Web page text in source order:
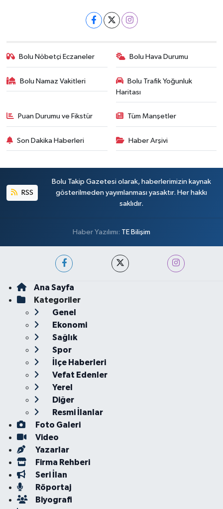
Bolu Nöbetçi Eczaneler Bolu Hava Durumu
Bolu Namaz Vakitleri
Bolu Trafik Yoğunluk
Haritası
Puan Durumu ve Fikstür Tüm Manşetler
Son Dakika Haberleri Haber Arşivi
RSS
Bolu Takip Gazetesi olarak, haberlerimizin kaynak
gösterilmeden yayımlanması yasaktır. Her hakkı
saklıdır.
Haber Yazılımı: TE Bilişim
Ana Sayfa
Kategoriler
Genel
Ekonomi
Sağlık
Spor
İlçe Haberleri
Vefat Edenler
Yerel
Diğer
Resmi İlanlar
Foto Galeri
Video
Yazarlar
Firma Rehberi
Seri İlan
Röportaj
Biyografi